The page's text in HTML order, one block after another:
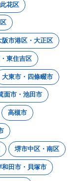
花区
阪市港区・大正区
東住吉区
大東市・四條畷市
面市・池田市
高槻市
堺市中区・南区
和田市・貝塚市